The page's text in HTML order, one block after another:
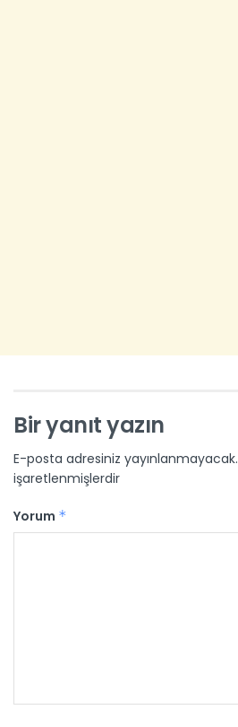
Bir yanıt yazın
E-posta adresiniz yayınlanmayacak.
işaretlenmişlerdir
Yorum *